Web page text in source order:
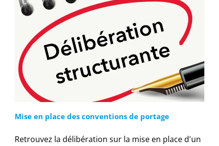
Mise en place des conventions de portage
Retrouvez la délibération sur la mise en place d'un